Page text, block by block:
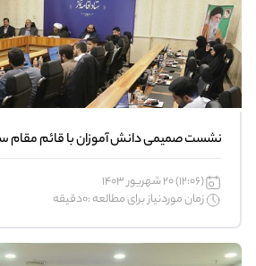
نشست صمیمی دانش آموزان با قائم مقام
(12:06) 20 شهریور 1403
زمان موردنیاز برای مطالعه :0دقیقه